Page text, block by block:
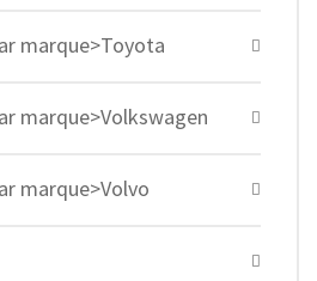
marque>Toyota
marque>Volkswagen
marque>Volvo